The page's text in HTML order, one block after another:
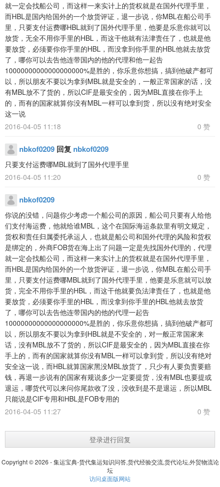
就一定会找船公司，而这样一来实计上的货权就是在国外代理手里，
而HBL是国内给国外的一个放货评证，退一步说，你MBL在船公司手
里，只要支付运费哪HBL就到了国外代理手里，他要是乐意你就可以
放货，无全不用你手里的HBL，而这干他就有法津责任了，也就是他
要放货，必须要你你手里的HBL，而没拿到你手里的HBL他就去放货
了，哪你可以去告他连带国内的他的代理和他一起告
10000000000000000000%是胜的，你乐意你想搞，搞到他破产都可
以，所以朋友不要以为拿到MBL就是安全的，一般正常国家的话，没
有MBL放不了货的，所以CIF是最安全的，因为MBL直接在你手上
的，而有的国家就算你没有MBL一样可以拿到货，所以没有绝对安全
这一说
2016-04-05 11:18
0 赞
nbkof0209 回复 nbkof0209
只要支付运费哪MBL就到了国外代理手里
2016-04-05 11:20
0 赞
nbkof0209
你说的没错，问题你少考虑一个船公司的原因，船公司只要有人给他
们支付海运费，他就给谁MBL，这个在国际海运条款里有明文规定，
货权和责任归属委托承运人，也就是船公司和国外代理的风险和货权
是绑定的，外商FOB货在海上出了问题一定是先找国外代理的，代理
就一定会找船公司，而这样一来实计上的货权就是在国外代理手里，
而HBL是国内给国外的一个放货评证，退一步说，你MBL在船公司手
里，只要支付运费哪MBL就到了国外代理手里，他要是乐意就可以放
货，完全不用你手里的HBL，而这干他就要负法津责任了，也就是他
要放货，必须要你手里的HBL，而没拿到你手里的HBL他就去放货
了，哪你可以去告他连带国内的他的代理一起告
10000000000000000000%是胜的，你乐意你想搞，搞到他破产都可
以，所以朋友不要以为拿到HBL就是不安全的，对一般正常国家来
话，没有MBL放不了货的，所以CIF是最安全的，因为MBL直接在你
手上的，而有的国家就算你没有MBL一样可以拿到货，所以没有绝对
安全这一说，而HBL就算国家黑没MBL放货了，只少有人要负责要赔
钱，再退一步说有的国家有规说多少一定要提货，没有MBL也要提或
退运，哪货代可以来问你尾款收了没，没收到是不是退运，所以MBL
只能说是CIF专用和HBL是FOB专用的
2016-04-05 11:27
0 赞
登录进行回复
Copyright © 2026 - 集运宝典-货代集运知识问答,货代经验交流,货代论坛,外贸物流论
坛
访问桌面版网站